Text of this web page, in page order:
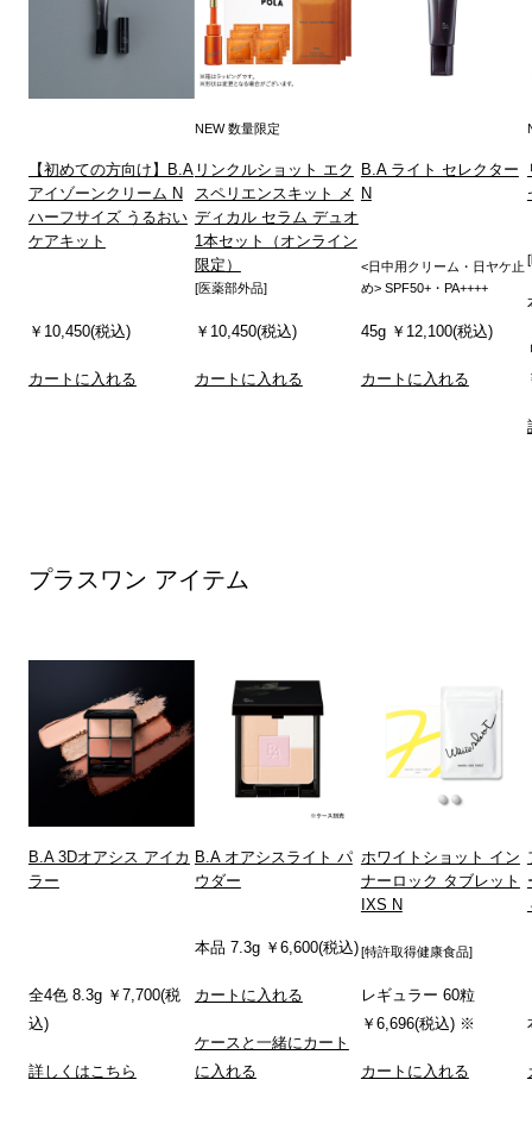
【初めての方向け】B.A
アイゾーンクリーム N
ハーフサイズ うるおい
ケアキット
￥10,450(税込)
カートに入れる
NEW 数量限定
リンクルショット エク
スペリエンスキット メ
ディカル セラム デュオ
1本セット（オンライン
限定）
[医薬部外品]
￥10,450(税込)
カートに入れる
B.A ライト セレクター
N
<日中用クリーム・日ヤケ止
め> SPF50+・PA++++
45g ￥12,100(税込)
カートに入れる
プラスワン アイテム
B.A 3Dオアシス アイカ
ラー
全4色 8.3g ￥7,700(税
込)
詳しくはこちら
B.A オアシスライト パ
ウダー
本品 7.3g ￥6,600(税込)
カートに入れる
ケースと一緒にカート
に入れる
ホワイトショット イン
ナーロック タブレット
IXS N
[特許取得健康食品]
レギュラー 60粒
￥6,696(税込) ※
カートに入れる